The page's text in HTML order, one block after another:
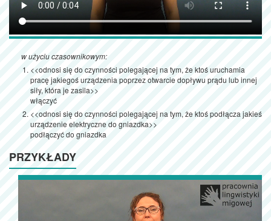
w użyciu czasownikowym:
<<odnosi się do czynności polegającej na tym, że ktoś uruchamia
pracę jakiegoś urządzenia poprzez otwarcie dopływu prądu lub innej
siły, która je zasila>>
włączyć
<<odnosi się do czynności polegającej na tym, że ktoś podłącza jakieś
urządzenie elektryczne do gniazdka>>
podłączyć do gniazdka
PRZYKŁADY